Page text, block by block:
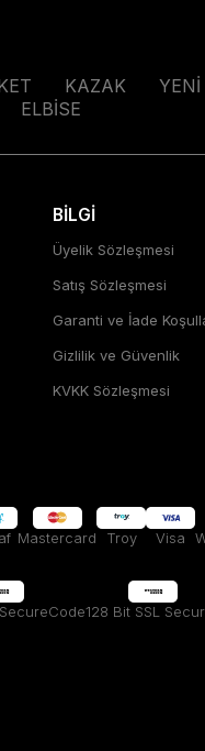
KAZAK YENİ
ELBİSE
BİLGİ
Üyelik Sözleşmesi
Satış Sözleşmesi
Garanti ve İade
Gizlilik ve Güvenlik
KVKK Sözleşmesi
Mastercard Troy Visa
128 Bit SSL